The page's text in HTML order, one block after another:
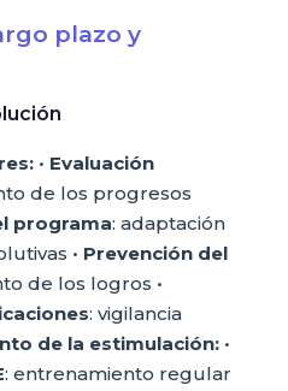
plazo y
• Evaluación
de los progresos
programa: adaptación
• Prevención del
de los logros •
: vigilancia
de la estimulación:•
: entrenamiento regular